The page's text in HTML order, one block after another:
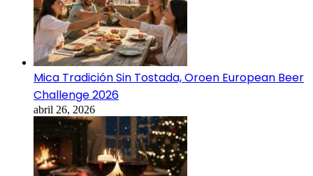
Mica Tradición Sin Tostada, Oroen European Beer
Challenge 2026
abril 26, 2026